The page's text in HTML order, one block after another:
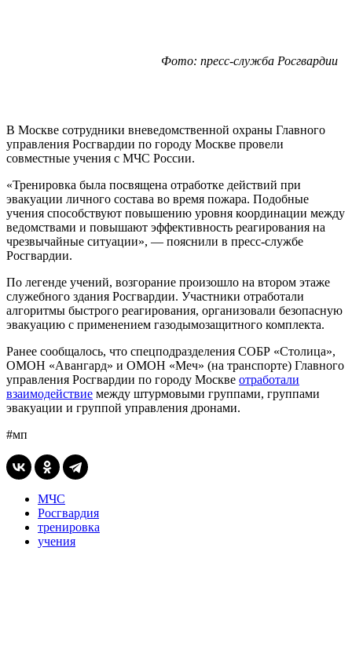
Фото: пресс-служба Росгвардии
В Москве сотрудники вневедомственной охраны Главного
управления Росгвардии по городу Москве провели
совместные учения с МЧС России.
«Тренировка была посвящена отработке действий при
эвакуации личного состава во время пожара. Подобные
учения способствуют повышению уровня координации между
ведомствами и повышают эффективность реагирования на
чрезвычайные ситуации», — пояснили в пресс-службе
Росгвардии.
По легенде учений, возгорание произошло на втором этаже
служебного здания Росгвардии. Участники отработали
алгоритмы быстрого реагирования, организовали безопасную
эвакуацию с применением газодымозащитного комплекта.
Ранее сообщалось, что спецподразделения СОБР «Столица»,
ОМОН «Авангард» и ОМОН «Меч» (на транспорте) Главного
управления Росгвардии по городу Москве отработали
взаимодействие между штурмовыми группами, группами
эвакуации и группой управления дронами.
#мп
МЧС
Росгвардия
тренировка
учения